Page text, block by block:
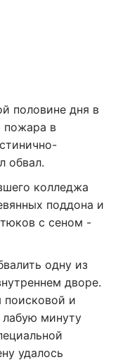
половине дня в
пожара в
обвал.
колледжа
поддона и
с сеном -
одну из
дворе.
поисковой и
лабую минуту
удалось